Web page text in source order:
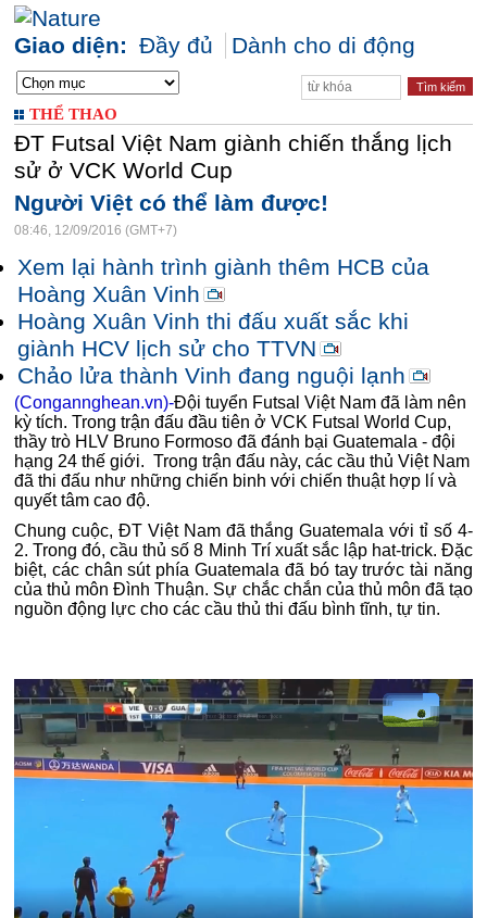
Giao diện: Đầy đủ Dành cho di động
THỂ THAO
ĐT Futsal Việt Nam giành chiến thắng lịch
sử ở VCK World Cup
Người Việt có thể làm được!
08:46, 12/09/2016 (GMT+7)
Xem lại hành trình giành thêm HCB của
Hoàng Xuân Vinh
Hoàng Xuân Vinh thi đấu xuất sắc khi
giành HCV lịch sử cho TTVN
Chảo lửa thành Vinh đang nguội lạnh
(Congannghean.vn)-Đội tuyển Futsal Việt Nam đã làm nên
kỳ tích. Trong trận đấu đầu tiên ở VCK Futsal World Cup,
thầy trò HLV Bruno Formoso đã đánh bại Guatemala - đội
hạng 24 thế giới. Trong trận đấu này, các cầu thủ Việt Nam
đã thi đấu như những chiến binh với chiến thuật hợp lí và
quyết tâm cao độ.
Chung cuộc, ĐT Việt Nam đã thắngGuatemala với tỉ số 4-
2. Trong đó, cầu thủ số 8 Minh Trí xuất sắc lập hat-trick. Đặc
biệt, các chân sút phíaGuatemala đã bó tay trước tài năng
của thủ môn Đình Thuận. Sự chắc chắn của thủ môn đã tạo
nguồn động lực cho các cầu thủ thi đấu bình tĩnh, tự tin.